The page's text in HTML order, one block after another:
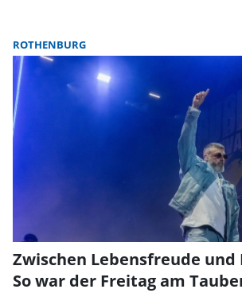
ROTHENBURG
Zwischen Lebensfreude
So war der Freitag am